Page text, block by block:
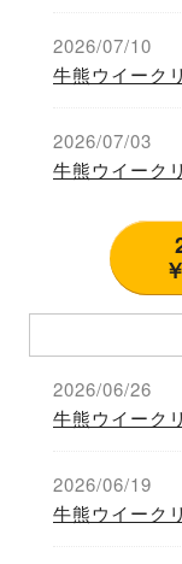
2026/07/10
牛熊ウイーク
2026/07/03
牛熊ウイーク
2026/06/26
牛熊ウイーク
2026/06/19
牛熊ウイーク